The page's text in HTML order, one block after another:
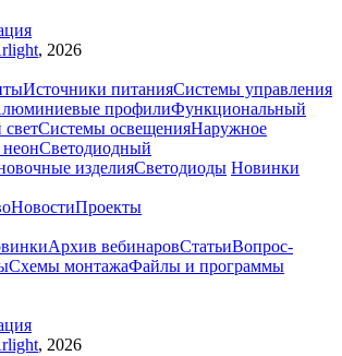
, 2026
Источники питанияСистемы управления
профилиФункциональный
светСистемы освещенияНаружное
Светодиодный
изделияСветодиоды Новинки
НовостиПроекты
Архив вебинаровСтатьиВопрос-
Схемы монтажаФайлы и программы
, 2026